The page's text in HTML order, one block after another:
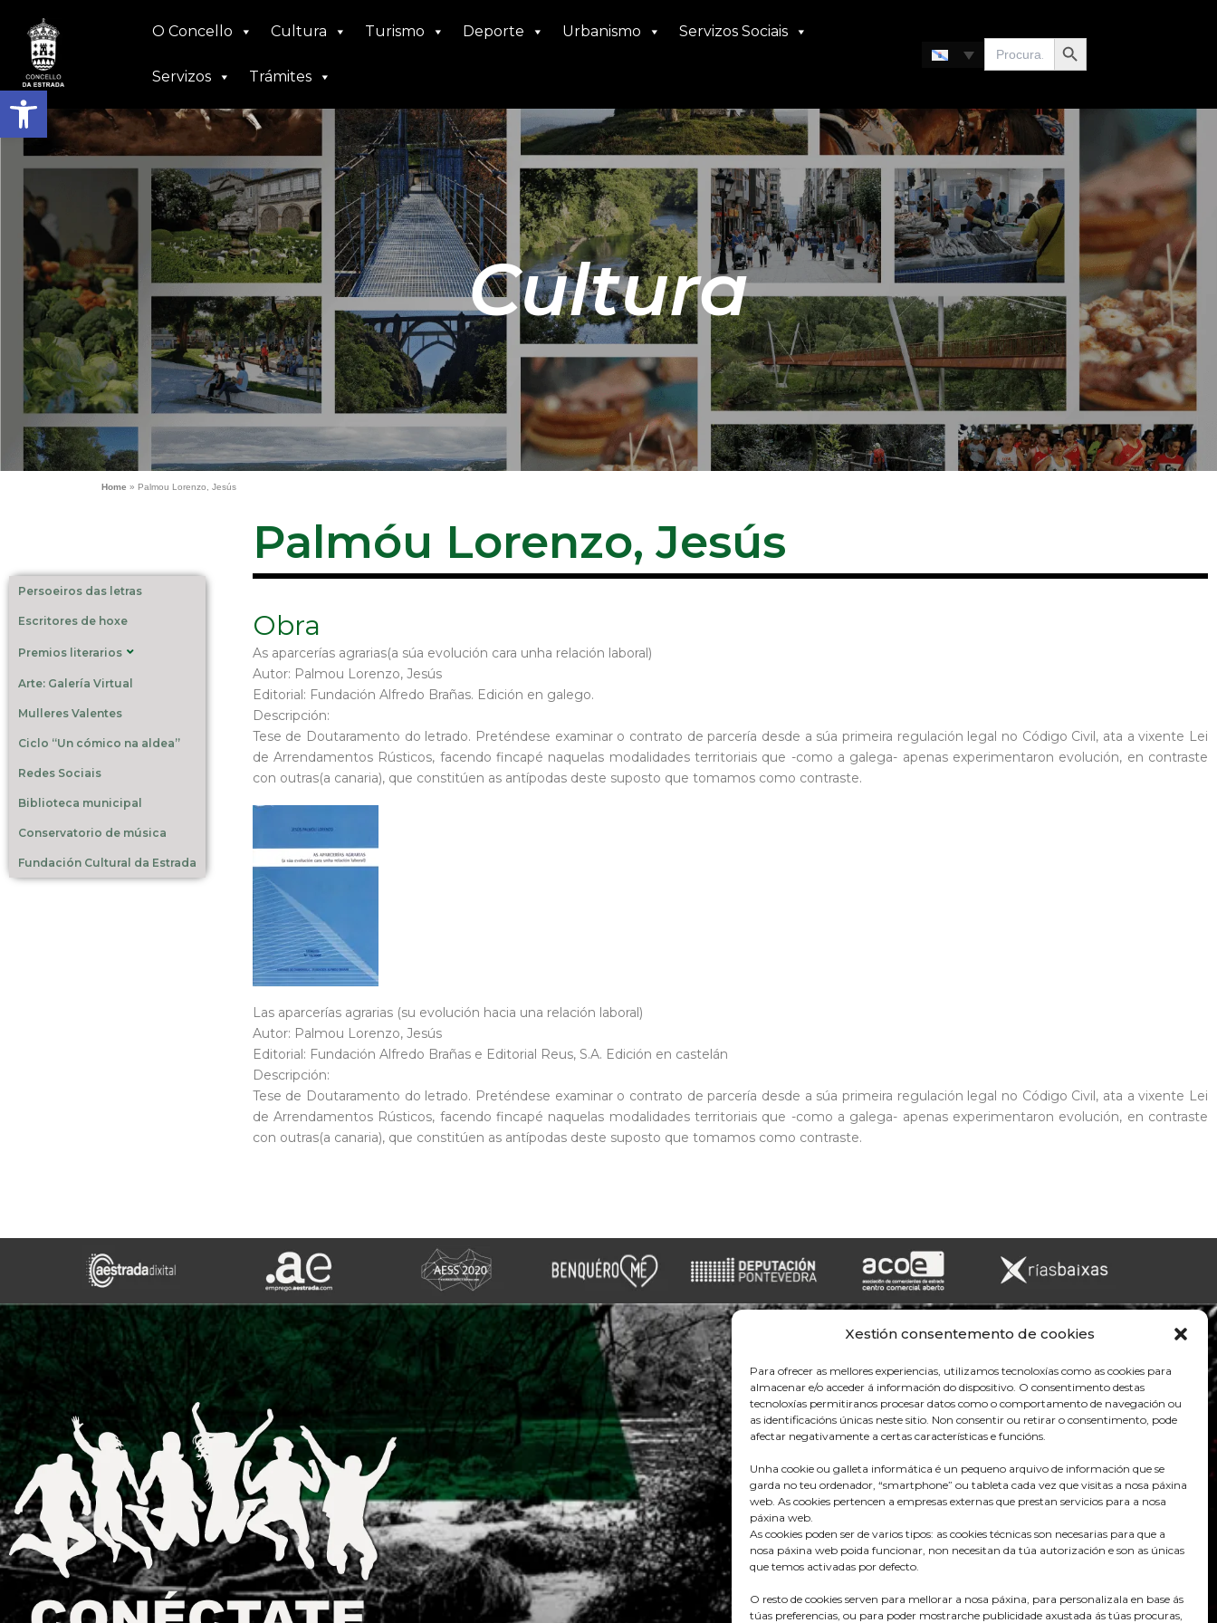
Abrir barra de ferramentas
Xestión consentemento de cookies
Para ofrecer as mellores experiencias, utilizamos tecnoloxías como as cookies para
almacenar e/o acceder á información do dispositivo. O consentimento destas
tecnoloxías permitiranos procesar datos como o comportamento de navegación ou
as identificacións únicas neste sitio. Non consentir ou retirar o consentimento, pode
afectar negativamente a certas características e funcións.
Unha cookie ou galleta informática é un pequeno arquivo de información que se
garda no teu ordenador, “smartphone” ou tableta cada vez que visitas a nosa páxina
web. As cookies pertencen a empresas externas que prestan servicios para a nosa
páxina web.
As cookies poden ser de varios tipos: as cookies técnicas son necesarias para que a
nosa páxina web poida funcionar, non necesitan da túa autorización e son as únicas
que temos activadas por defecto.
O resto de cookies serven para mellorar a nosa páxina, para personalizala en base ás
túas preferencias, ou para poder mostrarche publicidade axustada ás túas procuras,
contido
O Concello Cultura Turismo Deporte Urbanismo Servizos Sociais
Servizos Trámites
Search
for:
Search Button
Cultura
Home » Palmou Lorenzo, Jesús
Persoeiros das letras
Escritores de hoxe
Premios literarios
Arte: Galería Virtual
Mulleres Valentes
Ciclo “Un cómico na aldea”
Redes Sociais
Biblioteca municipal
Conservatorio de música
Fundación Cultural da Estrada
Palmóu Lorenzo, Jesús
Obra
As aparcerías agrarias(a súa evolución cara unha relación laboral)
Autor: Palmou Lorenzo, Jesús
Editorial: Fundación Alfredo Brañas. Edición en galego.
Descripción:
Tese de Doutaramento do letrado. Preténdese examinar o contrato de parcería desde a súa primeira regulación legal no Código Civil, ata a vixente Lei
de Arrendamentos Rústicos, facendo fincapé naquelas modalidades territoriais que -como a galega- apenas experimentaron evolución, en contraste
con outras(a canaria), que constitúen as antípodas deste suposto que tomamos como contraste.
Las aparcerías agrarias (su evolución hacia una relación laboral)
Autor: Palmou Lorenzo, Jesús
Editorial: Fundación Alfredo Brañas e Editorial Reus, S.A. Edición en castelán
Descripción:
Tese de Doutaramento do letrado. Preténdese examinar o contrato de parcería desde a súa primeira regulación legal no Código Civil, ata a vixente Lei
de Arrendamentos Rústicos, facendo fincapé naquelas modalidades territoriais que -como a galega- apenas experimentaron evolución, en contraste
con outras(a canaria), que constitúen as antípodas deste suposto que tomamos como contraste.
36680 A Estrada – Pontevedra
Telf: 986570165
info@aestrada.gal